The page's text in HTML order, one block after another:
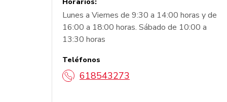
Horarios:
Lunes a Viernes de 9:30 a 14:00 horas y de
16:00 a 18:00 horas. Sábado de 10:00 a
13:30 horas
Teléfonos
618543273